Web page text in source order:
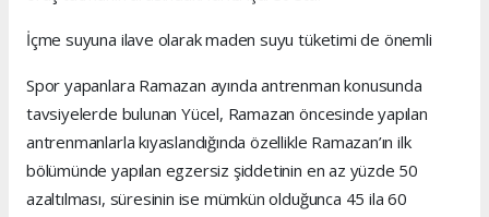
İçme suyuna ilave olarak maden suyu tüketimi de önemli
Spor yapanlara Ramazan ayında antrenman konusunda
tavsiyelerde bulunan Yücel, Ramazan öncesinde yapılan
antrenmanlarla kıyaslandığında özellikle Ramazan’ın ilk
bölümünde yapılan egzersiz şiddetinin en az yüzde 50
azaltılması, süresinin ise mümkün olduğunca 45 ila 60